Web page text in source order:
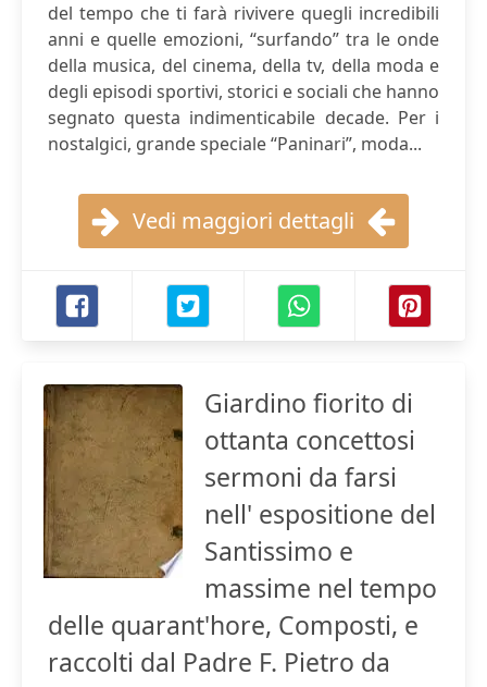
del tempo che ti farà rivivere quegli incredibili
anni e quelle emozioni, “surfando” tra le onde
della musica, del cinema, della tv, della moda e
degli episodi sportivi, storici e sociali che hanno
segnato questa indimenticabile decade. Per i
nostalgici, grande speciale “Paninari”, moda...
Vedi maggiori dettagli
Giardino fiorito di
ottanta concettosi
sermoni da farsi
nell' espositione del
Santissimo e
massime nel tempo
delle quarant'hore, Composti, e
raccolti dal Padre F. Pietro da